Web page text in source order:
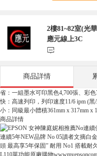
2樓81~82室(光
應元線上3C
󰃨
商品詳情
省：一組墨水可印黑色4,700張、彩色
快：高速列印，列印速度11/6 ipm (黑
小：同級最小體積361mm x 317mm x
商品詳情